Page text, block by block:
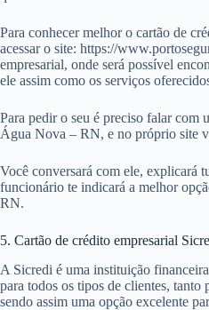
Para conhecer melhor o cartão de
acessar o site: https://
empresarial, onde será possível
ele assim como os serviços
Para pedir o seu é preciso falar com
Água Nova – RN, e no próprio site
Você conversará com ele, explicará
funcionário te indicará a melhor
RN.
5. Cartão de crédito empresarial
A Sicredi é uma instituição
para todos os tipos de clientes, tanto
sendo assim uma opção excelente